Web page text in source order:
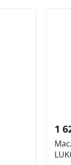
1